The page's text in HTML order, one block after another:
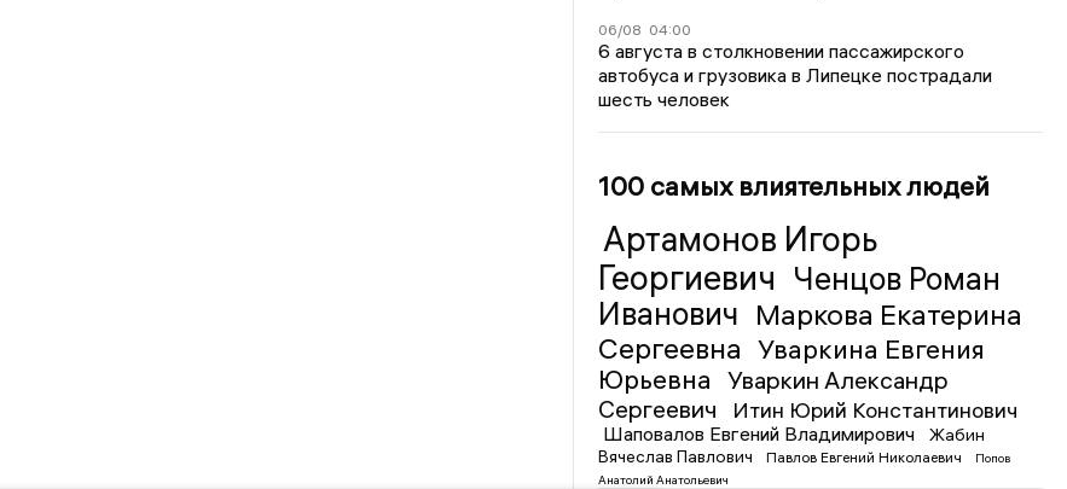
06/08 04:00
6 августа в столкновении пассажирского
автобуса и грузовика в Липецке пострадали
шесть человек
100 самых влиятельных людей
Артамонов Игорь
Георгиевич Ченцов Роман
Иванович Маркова Екатерина
Сергеевна Уваркина Евгения
Юрьевна
Уваркин Александр
Сергеевич
Итин Юрий Константинович
Шаповалов Евгений Владимирович
Жабин
Вячеслав Павлович
Павлов Евгений Николаевич
Попов
Анатолий Анатольевич